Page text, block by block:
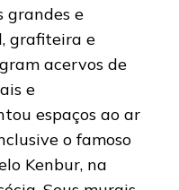
grandes e
grafiteira e
acervos de
e
espaços ao ar
o famoso
Kenbur, na